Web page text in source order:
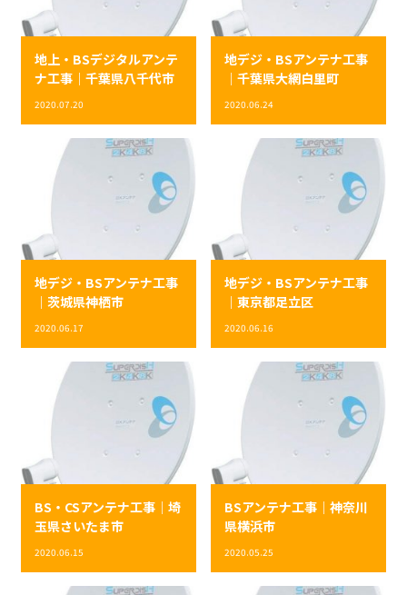
地上・BSデジタルアンテ
ナ工事｜千葉県八千代市
2020.07.20
地デジ・BSアンテナ工事
｜千葉県大網白里町
2020.06.24
地デジ・BSアンテナ工事
｜茨城県神栖市
2020.06.17
地デジ・BSアンテナ工事
｜東京都足立区
2020.06.16
BS・CSアンテナ工事｜埼
玉県さいたま市
2020.06.15
BSアンテナ工事｜神奈川
県横浜市
2020.05.25